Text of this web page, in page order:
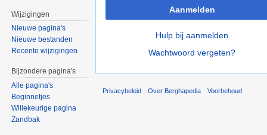
Aanmelden
Hulp bij aanmelden
Wachtwoord vergeten?
Wijzigingen
Nieuwe pagina's
Nieuwe bestanden
Recente wijzigingen
Bijzondere pagina's
Alle pagina's
Beginnetjes
Willekeurige pagina
Zandbak
Privacybeleid Over Berghapedia Voorbehoud